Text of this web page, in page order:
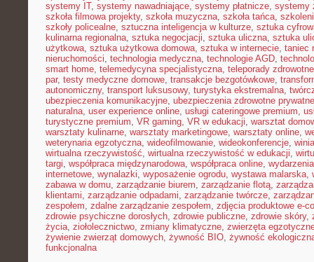
systemy IT, systemy nawadniające, systemy płatnicze, systemy
szkoła filmowa projekty, szkoła muzyczna, szkoła tańca,
szkoły policealne, sztuczna inteligencja w kulturze, sztuka
kulinarna regionalna, sztuka negocjacji, sztuka uliczna, sztuka
użytkowa, sztuka użytkowa domowa, sztuka w internecie, taniec
nieruchomości, technologia medyczna, technologie AGD,
smart home, telemedycyna specjalistyczna, teleporady zdrowotne
par, testy medyczne domowe, transakcje bezgotówkowe,
autonomiczny, transport luksusowy, turystyka ekstremalna,
ubezpieczenia komunikacyjne, ubezpieczenia zdrowotne prywatne
naturalna, user experience online, usługi cateringowe premium,
turystyczne premium, VR gaming, VR w edukacji, warsztat
warsztaty kulinarne, warsztaty marketingowe, warsztaty online,
weterynaria egzotyczna, wideofilmowanie, wideokonferencje,
wirtualna rzeczywistość, wirtualna rzeczywistość w edukacji,
targi, współpraca międzynarodowa, współpraca online,
internetowe, wynalazki, wyposażenie ogrodu, wystawa malarska,
zabawa w domu, zarządzanie biurem, zarządzanie flotą,
klientami, zarządzanie odpadami, zarządzanie twórcze,
zespołem, zdalne zarządzanie zespołem, zdjęcia produktowe e-
zdrowie psychiczne dorosłych, zdrowie publiczne, zdrowie skóry,
życia, ziołolecznictwo, zmiany klimatyczne, zwierzęta
żywienie zwierząt domowych, żywność BIO, żywność
funkcjonalna